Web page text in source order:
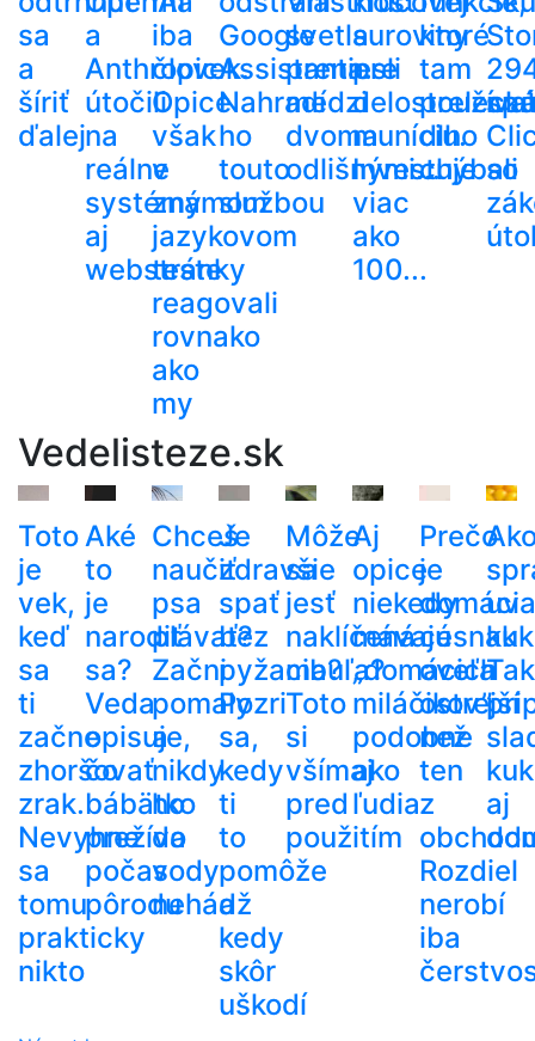
sa
a
šíriť
ďalej
a
Anthropic
útočili
na
reálne
systémy
aj
webstránky
iba
človek.
Opice
však
v
známom
jazykovom
teste
reagovali
rovnako
ako
my
Google
Assistanta.
Nahradí
ho
touto
službou
svetla
preniesli
medzi
dvoma
odlišnými...
suroviny
pre
muníciu.
Investuje
viac
ako
100...
ktoré
tam
dlho
chýbali
so
Vedelisteze.sk
Toto
je
vek,
keď
sa
ti
začne
zhoršovať
zrak.
Nevyhne
sa
tomu
prakticky
nikto
Aké
to
je
narodiť
sa?
Veda
opisuje,
čo
bábätko
prežíva
počas
pôrodu
Chceš
naučiť
psa
plávať?
Začni
pomaly
a
nikdy
ho
do
vody
nehádž
Je
zdravšie
spať
bez
pyžama?
Pozri
sa,
kedy
ti
to
pomôže
a
kedy
skôr
uškodí
Môže
sa
jesť
naklíčená
cibuľa?
Toto
si
všímaj
pred
použitím
Aj
opice
niekedy
mávajú
„domácich
miláčikov”
podobne
ako
ľudia
Prečo
je
domáci
cesnak
oveľa
ostrejší
než
ten
z
Rozdiel
nerobí
iba
aj